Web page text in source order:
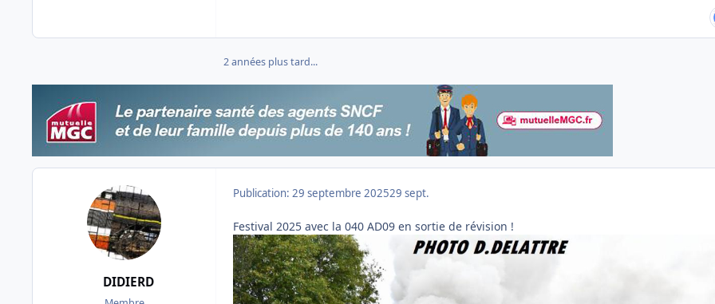
2 années plus tard...
DIDIERD
Publication: 29 septembre 202529 sept.
Festival 2025 avec la 040 AD09 en sortie de révision !